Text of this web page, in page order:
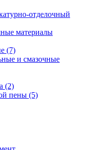
отделочный
материалы
(7)
и смазочные
(2)
пены (5)